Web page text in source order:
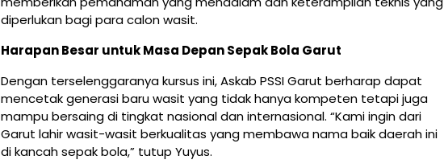
diperlukan bagi para calon wasit.
Harapan Besar untuk Masa Depan Sepak Bola Garut
Dengan terselenggaranya kursus ini, Askab PSSI Garut berharap dapat
mencetak generasi baru wasit yang tidak hanya kompeten tetapi juga
mampu bersaing di tingkat nasional dan internasional. “Kami ingin dari
Garut lahir wasit-wasit berkualitas yang membawa nama baik daerah ini
di kancah sepak bola,” tutup Yuyus.